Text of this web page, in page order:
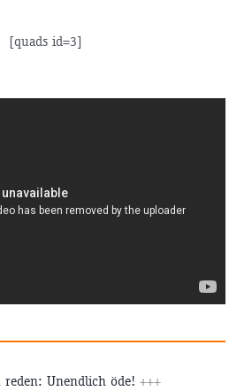
[quads id=3]
reden: Unendlich öde! +++